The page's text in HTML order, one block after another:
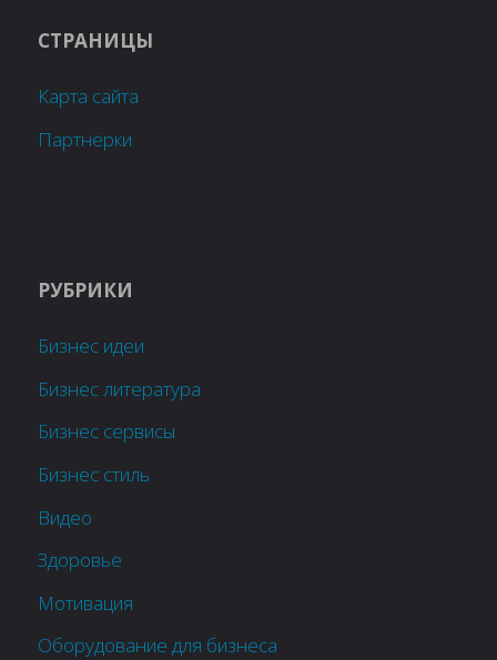
СТРАНИЦЫ
Карта сайта
Партнёрки
РУБРИКИ
Бизнес идеи
Бизнес литература
Бизнес сервисы
Бизнес стиль
Видео
Здоровье
Мотивация
Оборудование для бизнеса